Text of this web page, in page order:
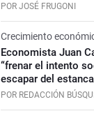
POR JOSÉ FRUGONI
Crecimiento
Economista Juan
“frenar el intento
escapar del
POR REDACCIÓN